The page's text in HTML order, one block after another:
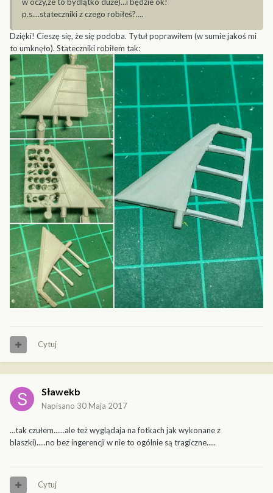
w oczy,ze to bydlątko duże)...i będzie ok!
p.s....stateczniki z czego robiłeś?....
Dzięki! Cieszę się, że się podoba. Tytuł poprawiłem (w sumie jakoś mi
to umknęło). Stateczniki robiłem tak:
Cytuj
Sławekb
Napisano 30 Maja 2017
...tak czułem......ale też wyglądaja na fotkach jak wykonane z
blaszki).....no bez ingerencji w nie to ogólnie są tragiczne.....
Cytuj